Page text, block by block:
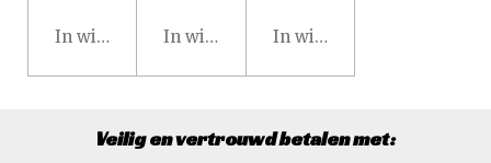
In winkelwagenIn winkelwagenIn winkelwagen
Veilig en vertrouwd betalen met: